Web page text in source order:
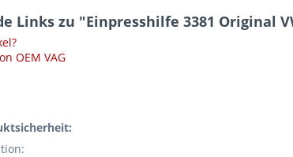
Links zu "Einpresshilfe 3381 Original
OEM VAG